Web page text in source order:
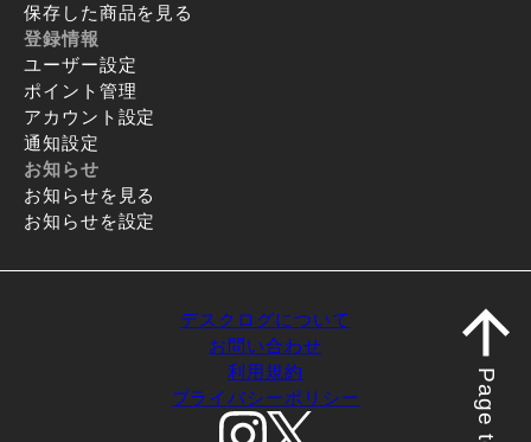
保存した商品を見る
登録情報
ユーザー設定
ポイント管理
アカウント設定
通知設定
お知らせ
お知らせを見る
お知らせを設定
デスクログについて
お問い合わせ
利用規約
プライバシーポリシー
Page top